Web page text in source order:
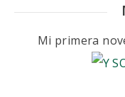
Mi primera